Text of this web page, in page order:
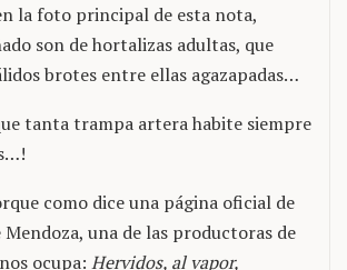
la foto principal de esta nota,
son de hortalizas adultas, que
brotes entre ellas agazapadas…
tanta trampa artera habite siempre
como dice una página oficial de
una de las productoras de
ocupa: Hervidos, al vapor,